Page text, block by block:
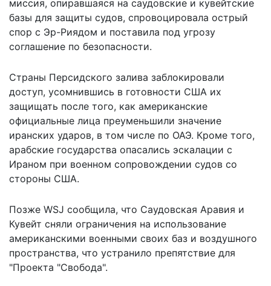
миссия, опиравшаяся на саудовские и кувейтские
базы для защиты судов, спровоцировала острый
спор с Эр-Риядом и поставила под угрозу
соглашение по безопасности.
Страны Персидского залива заблокировали
доступ, усомнившись в готовности США их
защищать после того, как американские
официальные лица преуменьшили значение
иранских ударов, в том числе по ОАЭ. Кроме того,
арабские государства опасались эскалации с
Ираном при военном сопровождении судов со
стороны США.
Позже WSJ сообщила, что Саудовская Аравия и
Кувейт сняли ограничения на использование
американскими военными своих баз и воздушного
пространства, что устранило препятствие для
"Проекта "Свобода".